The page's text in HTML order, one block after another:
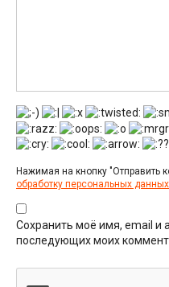
Нажимая на кнопку "Отправить
обработку персональных данных
Сохранить моё имя, email и
последующих моих